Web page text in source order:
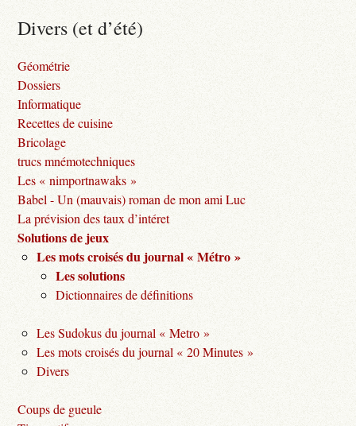
Divers (et d’été)
Géométrie
Dossiers
Informatique
Recettes de cuisine
Bricolage
trucs mnémotechniques
Les « nimportnawaks »
Babel - Un (mauvais) roman de mon ami Luc
La prévision des taux d’intéret
Solutions de jeux
Les mots croisés du journal « Métro »
Les solutions
Dictionnaires de définitions
Les Sudokus du journal « Metro »
Les mots croisés du journal « 20 Minutes »
Divers
Coups de gueule